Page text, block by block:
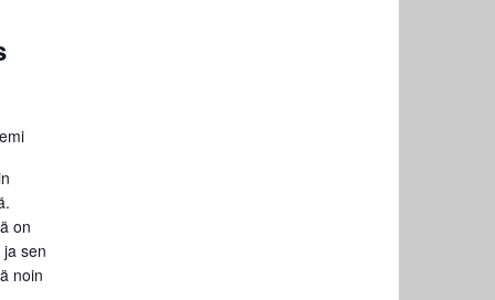
on
sen
noin